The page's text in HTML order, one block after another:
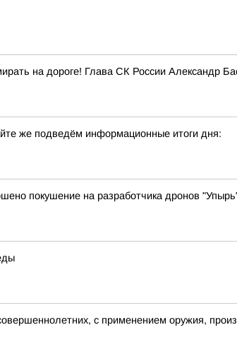
на дороге! Глава СК России Александр
же подведём информационные итоги дня:
покушение на разработчика дронов
с применением оружия,